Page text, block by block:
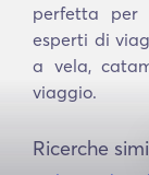
perfetta per
esperti di
a vela,
viaggio.
Ricerche